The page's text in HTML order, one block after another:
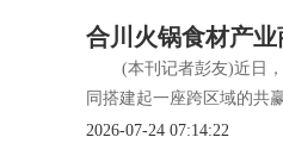
合川火锅食材产业
(本刊记者彭友)近日
同搭建起一座跨区域的共
2026-07-24 07:14:22